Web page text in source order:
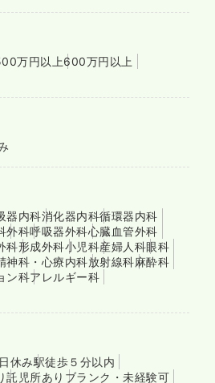
万円以上600万円以上
器内科消化器内科循環器内科
外科呼吸器外科心臓血管外科
科形成外科小児科産婦人科眼科
神科・心療内科放射線科麻酔科
ン科アレルギー科
休み駅徒歩５分以内
託児所あり ブランク・未経験可